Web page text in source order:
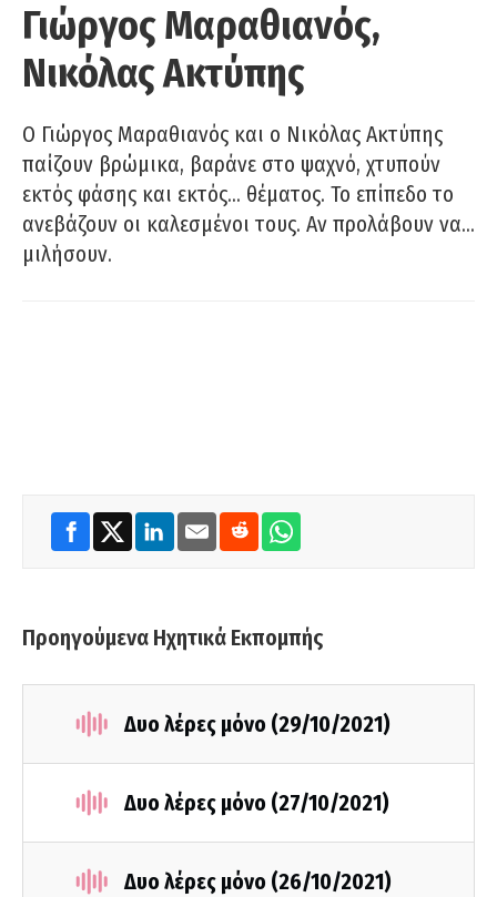
Γιώργος Μαραθιανός,
Νικόλας Ακτύπης
Ο Γιώργος Μαραθιανός και ο Νικόλας Ακτύπης
παίζουν βρώμικα, βαράνε στο ψαχνό, χτυπούν
εκτός φάσης και εκτός… θέματος. Το επίπεδο το
ανεβάζουν οι καλεσμένοι τους. Αν προλάβουν να…
μιλήσουν.
Προηγούμενα Ηχητικά Εκπομπής
Δυο λέρες μόνο (29/10/2021)
Δυο λέρες μόνο (27/10/2021)
Δυο λέρες μόνο (26/10/2021)